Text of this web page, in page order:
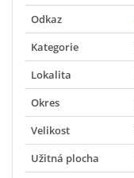
Odkaz
Kategorie
Lokalita
Okres
Velikost
Užitná plocha